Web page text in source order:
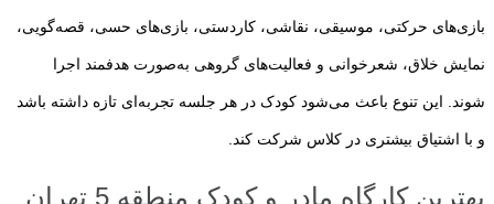
بازی‌های حرکتی، موسیقی، نقاشی، کاردستی، بازی‌های حسی، قصه‌گویی،
نمایش خلاق، شعرخوانی و فعالیت‌های گروهی به‌صورت هدفمند اجرا
شوند. این تنوع باعث می‌شود کودک در هر جلسه تجربه‌ای تازه داشته باشد
و با اشتیاق بیشتری در کلاس شرکت کند.
بهترین کارگاه مادر و کودک منطقه 5 تهران